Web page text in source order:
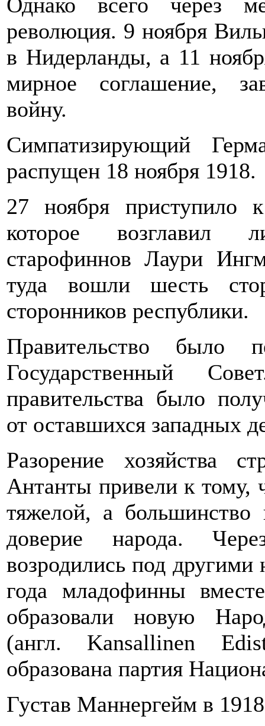
революция. 9 ноября
в Нидерланды, а 11
мирное соглашение,
войну.
Симпатизирующий
распущен 18 ноября 1918.
27 ноября приступило
которое возглавил
старофиннов Лаури
туда вошли шесть
сторонников республики.
Правительство было
Государственный
правительства было
от оставшихся западных
Разорение хозяйства
Антанты привели к тому,
тяжелой, а большинство
доверие народа.
возродились под другими
года младофинны
образовали новую
(англ. Kansallinen
образована партия
Густав Маннергейм в 1918